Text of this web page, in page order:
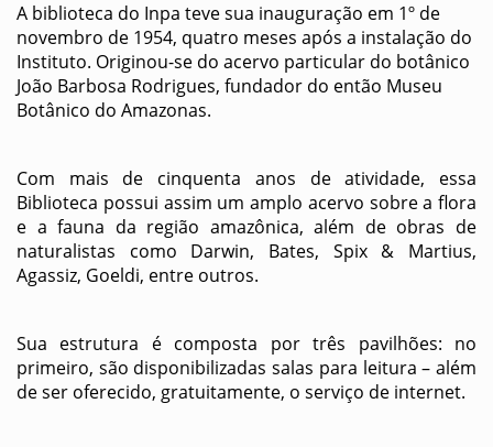
A biblioteca do Inpa teve sua inauguração em 1º de
novembro de 1954, quatro meses após a instalação do
Instituto. Originou-se do acervo particular do botânico
João Barbosa Rodrigues, fundador do então Museu
Botânico do Amazonas.
Com mais de cinquenta anos de atividade, essa
Biblioteca possui assim um amplo acervo sobre a flora
e a fauna da região amazônica, além de obras de
naturalistas como Darwin, Bates, Spix & Martius,
Agassiz, Goeldi, entre outros.
Sua estrutura é composta por três pavilhões: no
primeiro, são disponibilizadas salas para leitura – além
de ser oferecido, gratuitamente, o serviço de internet.